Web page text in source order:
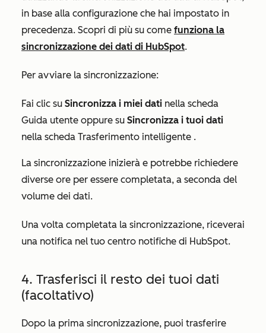
in base alla configurazione che hai impostato in
precedenza. Scopri di più su come funziona la
sincronizzazione dei dati di HubSpot.
Per avviare la sincronizzazione:
Fai clic su Sincronizza i miei dati nella scheda
Guida utente oppure su Sincronizza i tuoi dati
nella scheda Trasferimento intelligente .
La sincronizzazione inizierà e potrebbe richiedere
diverse ore per essere completata, a seconda del
volume dei dati.
Una volta completata la sincronizzazione, riceverai
una notifica nel tuo centro notifiche di HubSpot.
4. Trasferisci il resto dei tuoi dati
(facoltativo)
Dopo la prima sincronizzazione, puoi trasferire